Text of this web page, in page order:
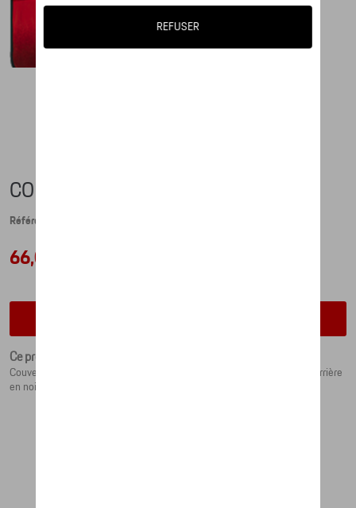
COUVERTURE
Référence: WAP0401000LKID
66,09 €
Ce produit n'est actuellement pas de stock
Couverture souple avec motif Porsche et écriture. Devant en rouge, derrière
en noir. Compagnon idéal pour les voyages en voiture.